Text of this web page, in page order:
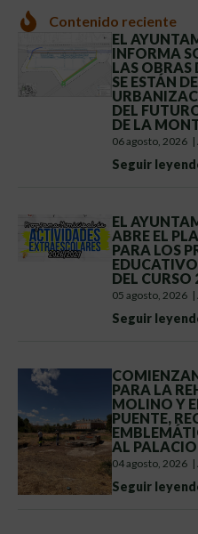
Contenido reciente
EL
INFORMA
LAS OBRAS
SE ESTÁN
DEL
DE LA
06 agosto, 2026 |
Seguir
EL
ABRE EL
PARA LOS
DEL CURSO
05 agosto, 2026 |
Seguir
PARA LA
MOLINO Y
PUENTE,
AL
04 agosto, 2026 |
Seguir